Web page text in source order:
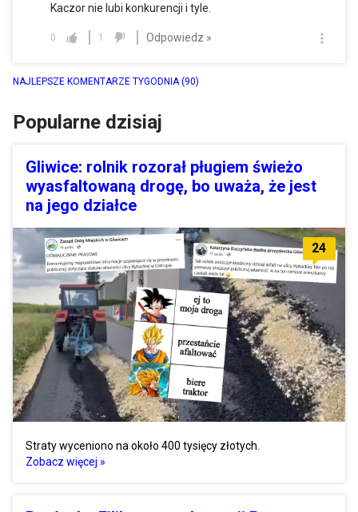
Kaczor nie lubi konkurencji i tyle.
0 1 Odpowiedz »
NAJLEPSZE KOMENTARZE TYGODNIA(90)
Popularne dzisiaj
Gliwice: rolnik rozorał pługiem świeżo
wyasfaltowaną drogę, bo uważa, że jest
na jego działce
24
Straty wyceniono na około 400 tysięcy złotych.
Zobacz więcej »